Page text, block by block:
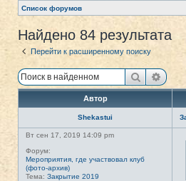
Список форумов
Найдено 84 результата
Перейти к расширенному поиску
Поиск
Автор
Shekastui
Вт сен 17, 2019 14:09 pm
Форум:
Мероприятия, где участвовал клуб
(фото-архив)
Тема: Закрытие 2019